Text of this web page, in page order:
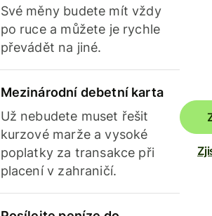
Své měny budete mít vždy
po ruce a můžete je rychle
převádět na jiné.
Mezinárodní debetní karta
Už nebudete muset řešit
kurzové marže a vysoké
poplatky za transakce při
placení v zahraničí.